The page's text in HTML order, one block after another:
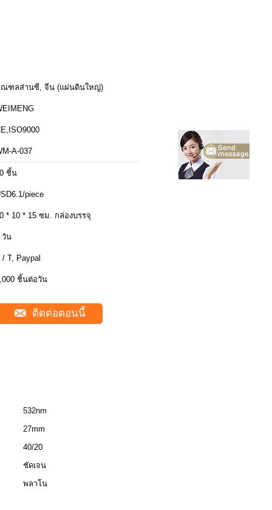
ฑลส่านซี, จีน (แผ่นดินใหญ่)
A-037
ชิ้น
piece
* 10 * 15 ซม. กล่องบรรจุ
วัน
/ T, Paypal
ชิ้นต่อวัน
ติดต่อตอนนี้
532nm
27mm
40/20
ชัดเจน
พลาโน